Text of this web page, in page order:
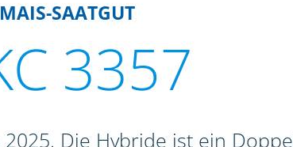
MAIS-SAATGUT
3357
2025. Die Hybride ist ein